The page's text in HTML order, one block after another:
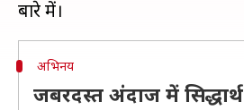
अभिनय
जबरदस्त अंदाज में सिद्धार्थ